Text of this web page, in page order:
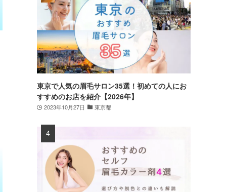
東京で人気の眉毛サロン35選！初めての人にお
すすめのお店を紹介【2026年】
2023年10月27日 東京都